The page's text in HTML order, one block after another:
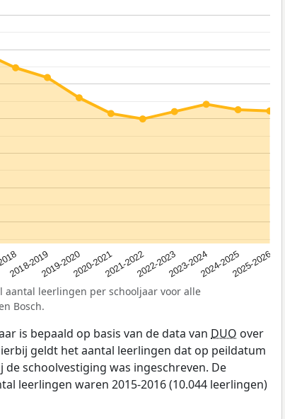
2018-20192019-20202020-20212021-20222022-20232023-20242024-20252025-2026
aantal leerlingen per schooljaar voor alle
Bosch.
is bepaald op basis van de data van DUO over
geldt het aantal leerlingen dat op peildatum
schoolvestiging was ingeschreven. De
leerlingen waren 2015-2016 (10.044 leerlingen)